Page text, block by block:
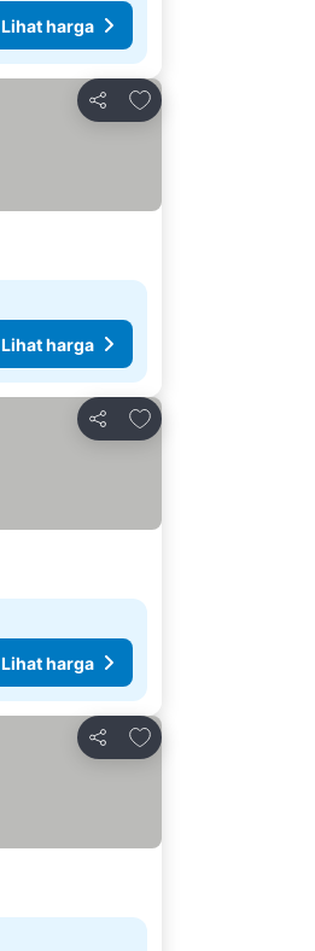
Lihat harga
Bagikan
Tambahkan ke favorit
Lihat harga
Bagikan
Tambahkan ke favorit
Lihat harga
Bagikan
Tambahkan ke favorit